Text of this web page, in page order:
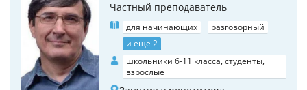
Частный преподаватель
для начинающих
разговорный
и еще 2
школьники 6-11 класса, студенты,
взрослые